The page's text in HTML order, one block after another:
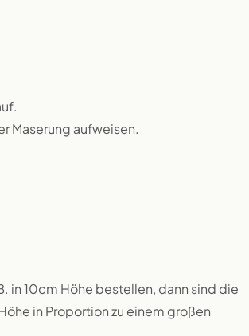
Maserung aufweisen.
in 10cm Höhe bestellen, dann sind die
in Proportion zu einem großen